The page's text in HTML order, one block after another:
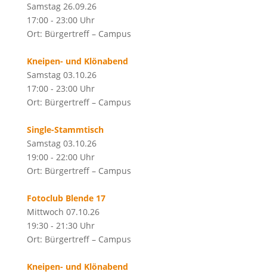
Samstag 26.09.26
17:00 - 23:00 Uhr
Ort: Bürgertreff – Campus
Kneipen- und Klönabend
Samstag 03.10.26
17:00 - 23:00 Uhr
Ort: Bürgertreff – Campus
Single-Stammtisch
Samstag 03.10.26
19:00 - 22:00 Uhr
Ort: Bürgertreff – Campus
Fotoclub Blende 17
Mittwoch 07.10.26
19:30 - 21:30 Uhr
Ort: Bürgertreff – Campus
Kneipen- und Klönabend